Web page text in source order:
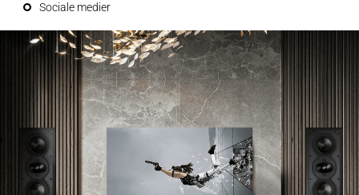
Sociale medier